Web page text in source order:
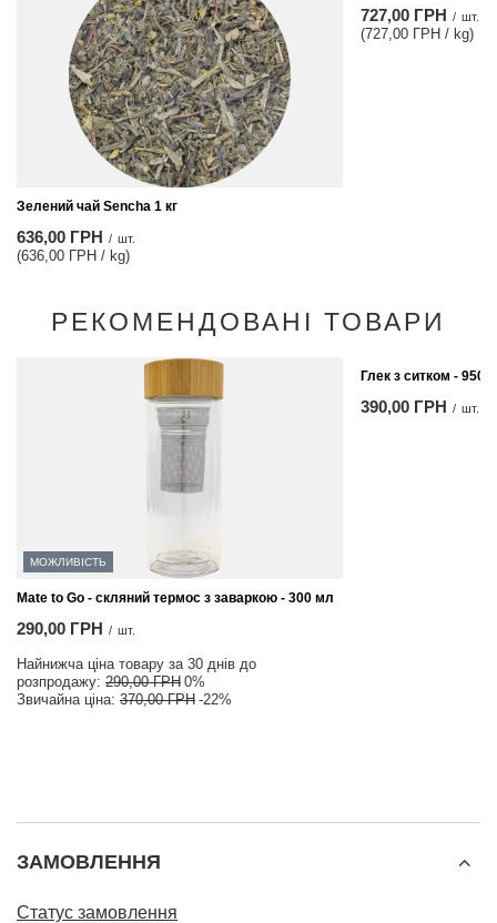
Зелений чай Sencha 1 кг
636,00 ГРН / шт.
(636,00 ГРН / kg)
727,00 ГРН / шт.
(727,00 ГРН / kg)
РЕКОМЕНДОВАНІ ТОВАРИ
МОЖЛИВІСТЬ
Mate to Go - скляний термос з заваркою - 300 мл
290,00 ГРН / шт.
Найнижча ціна товару за 30 днів до
розпродажу: 290,00 ГРН 0%
Звичайна ціна: 370,00 ГРН -22%
Глек з ситком - 950
390,00 ГРН / шт.
ЗАМОВЛЕННЯ
Статус замовлення